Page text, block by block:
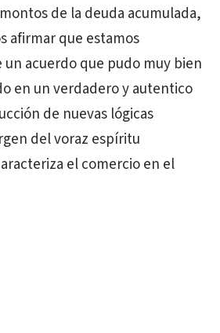
de la deuda acumulada,
afirmar que estamos
un acuerdo que pudo muy bien
en un verdadero y autentico
de nuevas lógicas
del voraz espíritu
el comercio en el